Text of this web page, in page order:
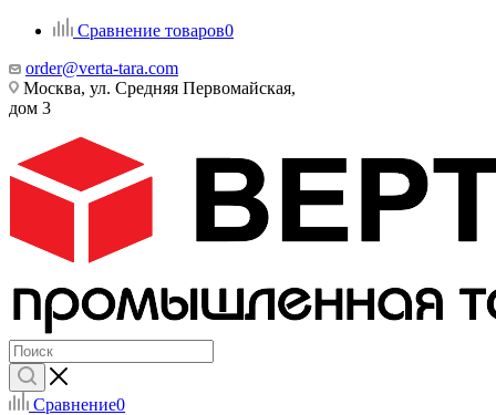
Сравнение товаров0
order@verta-tara.com
Москва, ул. Средняя Первомайская,
дом 3
Сравнение0